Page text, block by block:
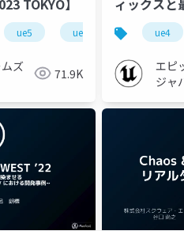
ue5 ue-nongame ue-
ズ
71.9K
FEST 2023
ue4
エピ
ジャ